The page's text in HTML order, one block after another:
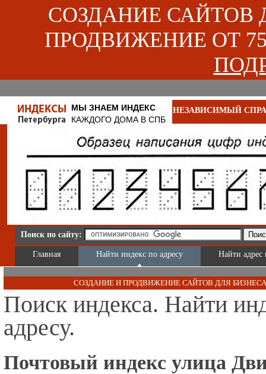
СОЗДАНИЕ САЙТОВ
ПРОДВИЖЕНИЕ ОТ
МЫ ЗНАЕМ ИНДЕКС
КАЖДОГО ДОМА В СПБ
НЕЗАВИСИМЫЙ
Поиск по сайту:
Главная Найти индекс по адресу Найти адрес
СОЗДАНИЕ И ПРОДВИЖЕНИЕ САЙТОВ ДЛЯ
Поиск индекса. Найти
адресу.
Почтовый индекс улица